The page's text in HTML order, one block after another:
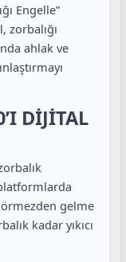
Engelle”
zorbalığı
ahlak ve
DİJİTAL
gelme
kadar yıkıcı